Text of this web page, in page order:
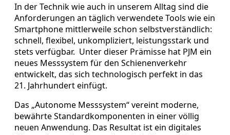
In der Technik wie auch in unserem Alltag sind die
Anforderungen an täglich verwendete Tools wie ein
Smartphone mittlerweile schon selbstverständlich:
schnell, flexibel, unkompliziert, leistungsstark und
stets verfügbar. Unter dieser Prämisse hat PJM ein
neues Messsystem für den Schienenverkehr
entwickelt, das sich technologisch perfekt in das
21. Jahrhundert einfügt.
Das „Autonome Messsystem“ vereint moderne,
bewährte Standardkomponenten in einer völlig
neuen Anwendung. Das Resultat ist ein digitales